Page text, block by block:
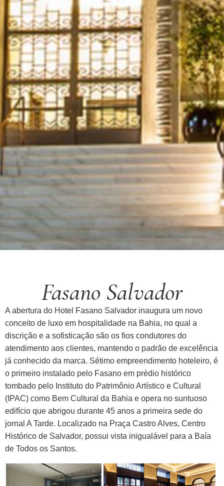
Fasano Salvador
A abertura do Hotel Fasano Salvador inaugura um novo
conceito de luxo em hospitalidade na Bahia, no qual a
discrição e a sofisticação são os fios condutores do
atendimento aos clientes, mantendo o padrão de excelência
já conhecido da marca. Sétimo empreendimento hoteleiro, é
o primeiro instalado pelo Fasano em prédio histórico
tombado pelo Instituto do Patrimônio Artístico e Cultural
(IPAC) como Bem Cultural da Bahia e opera no suntuoso
edifício que abrigou durante 45 anos a primeira sede do
jornal A Tarde. Localizado na Praça Castro Alves, Centro
Histórico de Salvador, possui vista inigualável para a Baía
de Todos os Santos.